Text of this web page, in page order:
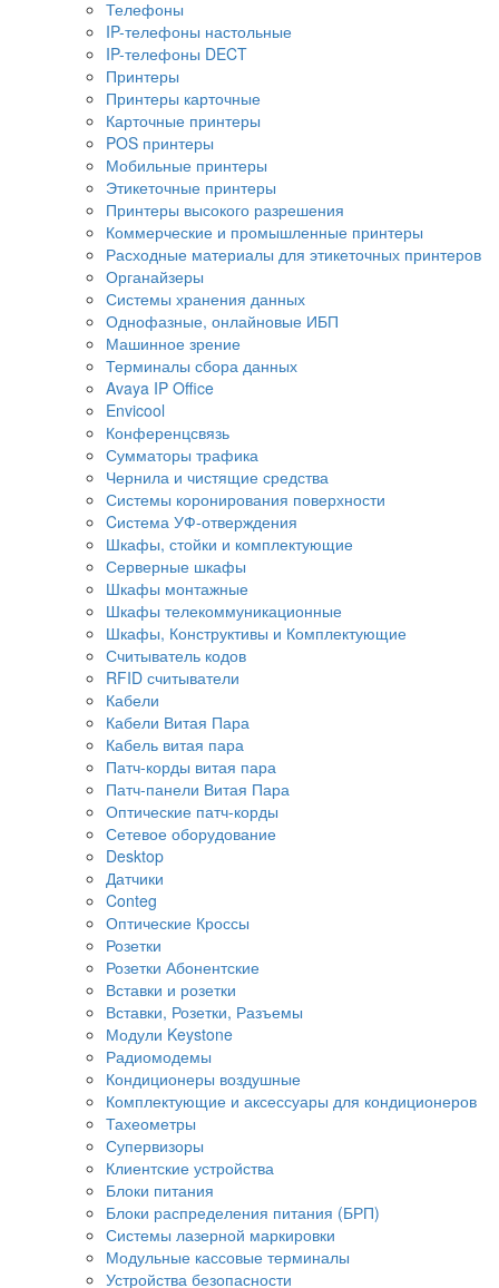
Телефоны
IP-телефоны настольные
IP-телефоны DECT
Принтеры
Принтеры карточные
Карточные принтеры
POS принтеры
Мобильные принтеры
Этикеточные принтеры
Принтеры высокого разрешения
Коммерческие и промышленные принтеры
Расходные материалы для этикеточных принтеров
Органайзеры
Системы хранения данных
Однофазные, онлайновые ИБП
Машинное зрение
Терминалы сбора данных
Avaya IP Office
Envicool
Конференцсвязь
Сумматоры трафика
Чернила и чистящие средства
Системы коронирования поверхности
Cистема УФ-отверждения
Шкафы, стойки и комплектующие
Серверные шкафы
Шкафы монтажные
Шкафы телекоммуникационные
Шкафы, Конструктивы и Комплектующие
Считыватель кодов
RFID считыватели
Кабели
Кабели Витая Пара
Кабель витая пара
Патч-корды витая пара
Патч-панели Витая Пара
Оптические патч-корды
Сетевое оборудование
Desktop
Датчики
Conteg
Оптические Кроссы
Розетки
Розетки Абонентские
Вставки и розетки
Вставки, Розетки, Разъемы
Модули Keystone
Радиомодемы
Кондиционеры воздушные
Комплектующие и аксессуары для кондиционеров
Тахеометры
Супервизоры
Клиентские устройства
Блоки питания
Блоки распределения питания (БРП)
Системы лазерной маркировки
Модульные кассовые терминалы
Устройства безопасности